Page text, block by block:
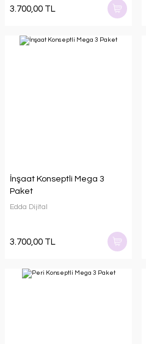
3.700,00 TL
İnşaat Konseptli Mega 3
Paket
Edda Dijital
3.700,00 TL